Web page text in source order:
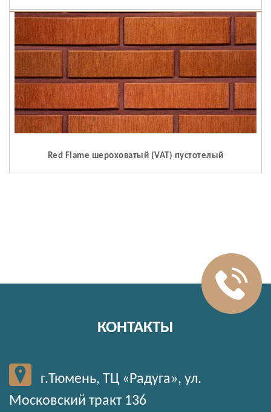
Red Flame шероховатый (VAT) пустотелый
КОНТАКТЫ
г.Тюмень, ТЦ «Радуга», ул.
Московский тракт 136